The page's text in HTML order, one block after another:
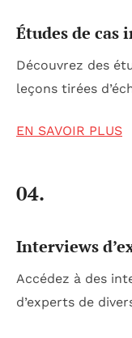
Études de cas
Découvrez des
leçons tirées
EN SAVOIR PLUS
04.
Interviews
Accédez à des
d’experts de